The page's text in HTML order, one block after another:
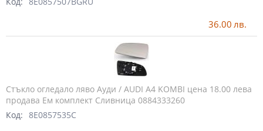
36.00 лв.
Стъкло огледало ляво Ауди / AUDI A4 KOMBI цена 18.00 лева
продава Ем комплект Сливница 0884333260
Код: 8E0857535C